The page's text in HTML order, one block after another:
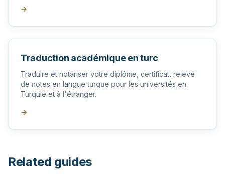
→
Traduction académique en turc
Traduire et notariser votre diplôme, certificat, relevé
de notes en langue turque pour les universités en
Turquie et à l'étranger.
→
Related guides